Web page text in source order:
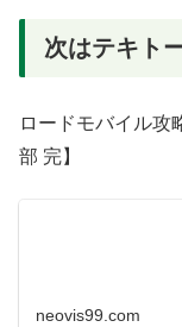
次はテキト
ロードモバイル攻
部 完】
neovis99.com